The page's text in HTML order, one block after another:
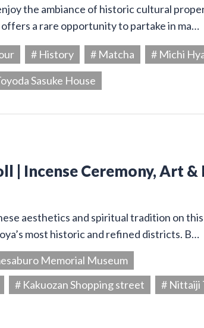
the ambiance of historic cultural
a rare opportunity to partake in ma…
# History # Matcha
# Michi
Sasuke House
| Incense Ceremony, Art
aesthetics and spiritual tradition on
most historic and refined districts. B…
Memorial Museum
# Kakuozan Shopping street # Nittaiji